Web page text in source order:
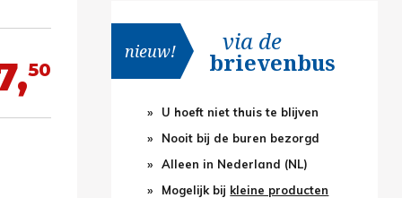
50
nieuw! via de
brievenbus
U hoeft niet thuis te blijven
Nooit bij de buren bezorgd
Alleen in Nederland (NL)
Mogelijk bij kleine producten